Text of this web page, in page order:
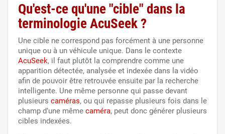
Qu'est-ce qu'une "cible" dans la
terminologie AcuSeek ?
Une cible ne correspond pas forcément à une personne
unique ou à un véhicule unique. Dans le contexte
AcuSeek, il faut plutôt la comprendre comme une
apparition détectée, analysée et indexée dans la vidéo
afin de pouvoir être retrouvée ensuite par la recherche
intelligente. Une même personne qui passe devant
plusieurs caméras, ou qui repasse plusieurs fois dans le
champ d’une même caméra, peut donc générer plusieurs
cibles indexées.